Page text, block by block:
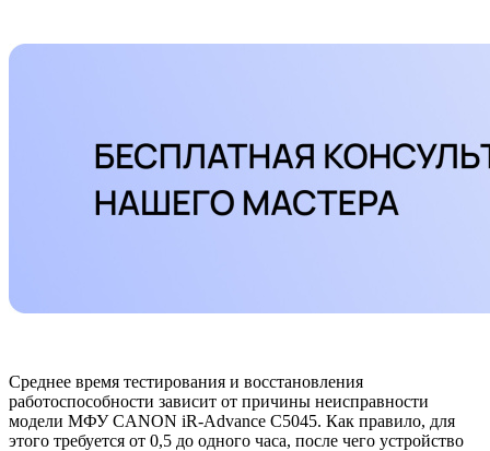
Среднее время тестирования и восстановления
работоспособности зависит от причины неисправности
модели МФУ CANON iR-Advance C5045. Как правило, для
этого требуется от 0,5 до одного часа, после чего устройство